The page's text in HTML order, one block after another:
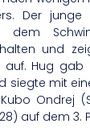
Der junge
dem
und
auf. Hug gab
siegte mit
Ondrej
auf dem 3.